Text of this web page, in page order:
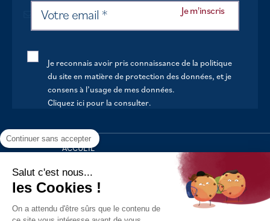
Je reconnais avoir pris connaissance de la politique
du site en matière de protection des données, et je
consens à l’usage de mes données.
Cliquez ici pour la consulter.
ACCUEIL
VOTRE MAIRIE
VOTRE QUOTIDIEN
AU FIL DE LA VIE
Continuer sans accepter
Salut c'est nous...
les Cookies !
On a attendu d'être sûrs que le contenu de